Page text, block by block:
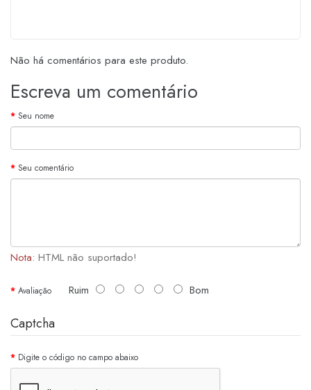
Não há comentários para este produto.
Escreva um comentário
Seu nome
Seu comentário
Nota: HTML não suportado!
Avaliação Ruim Bom
Captcha
Digite o código no campo abaixo